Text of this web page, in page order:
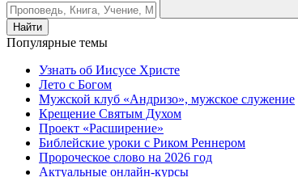
Найти
Популярные темы
Узнать об Иисусе Христе
Лето с Богом
Мужской клуб «Андризо», мужское служение
Крещение Святым Духом
Проект «Расширение»
Библейские уроки с Риком Реннером
Пророческое слово на 2026 год
Актуальные онлайн-курсы